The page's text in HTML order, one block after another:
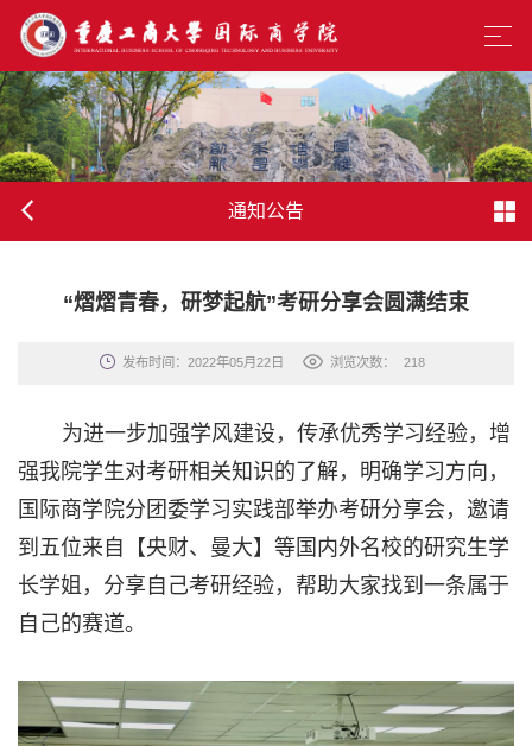
通知公告
“熠熠青春，研梦起航”考研分享会圆满结束
发布时间：2022年05月22日 浏览次数： 218
为进一步加强学风建设，传承优秀学习经验，增
强我院学生对考研相关知识的了解，明确学习方向，
国际商学院分团委学习实践部举办考研分享会，邀请
到五位来自【央财、曼大】等国内外名校的研究生学
长学姐，分享自己考研经验，帮助大家找到一条属于
自己的赛道。